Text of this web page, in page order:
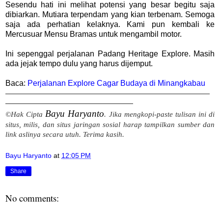
Sesendu hati ini melihat potensi yang besar begitu saja
dibiarkan. Mutiara terpendam yang kian terbenam. Semoga
saja ada perhatian kelaknya. Kami pun kembali ke
Mercusuar Mensu Bramas untuk mengambil motor.
Ini sepenggal perjalanan Padang Heritage Explore. Masih
ada jejak tempo dulu yang harus dijemput.
Baca: Perjalanan Explore Cagar Budaya di Minangkabau
————————————————————————————————
————————————————————
©Hak CiptaBayu Haryanto. Jika mengkopi-paste tulisan ini di
situs, milis, dan situs jaringan sosial harap tampilkan sumber dan
link aslinya secara utuh. Terima kasih.
Bayu Haryanto at 12:05 PM
Share
No comments: